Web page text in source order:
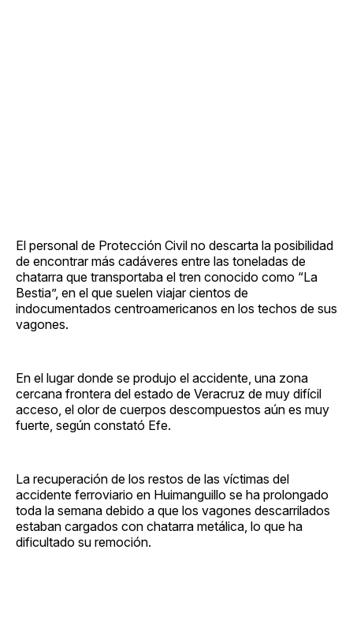
El personal de Protección Civil no descarta la posibilidad
de encontrar más cadáveres entre las toneladas de
chatarra que transportaba el tren conocido como “La
Bestia”, en el que suelen viajar cientos de
indocumentados centroamericanos en los techos de sus
vagones.
En el lugar donde se produjo el accidente, una zona
cercana frontera del estado de Veracruz de muy difícil
acceso, el olor de cuerpos descompuestos aún es muy
fuerte, según constató Efe.
La recuperación de los restos de las víctimas del
accidente ferroviario en Huimanguillo se ha prolongado
toda la semana debido a que los vagones descarrilados
estaban cargados con chatarra metálica, lo que ha
dificultado su remoción.